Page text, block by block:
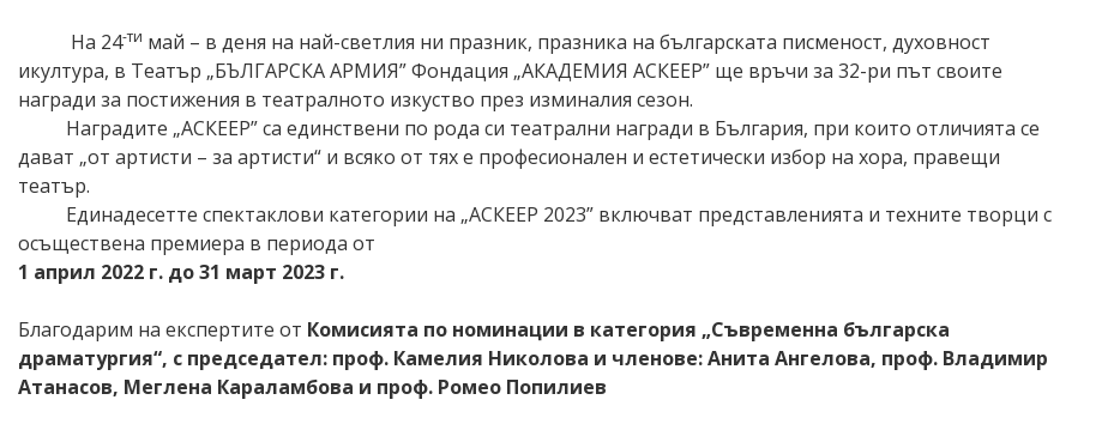
На 24-ти май – в деня на най-светлия ни празник, празника на българската писменост, духовност
икултура, в Театър „БЪЛГАРСКА АРМИЯ” Фондация „АКАДЕМИЯ АСКЕЕР” ще връчи за 32-ри път своите
награди за постижения в театралното изкуство през изминалия сезон.
Наградите „АСКЕЕР” са единствени по рода си театрални награди в България, при които отличията се
дават „от артисти – за артисти“ и всяко от тях е професионален и естетически избор на хора, правещи
театър.
Единадесетте спектаклови категории на „АСКЕЕР 2023” включват представленията и техните творци с
осъществена премиера в периода от
1 април 2022 г. до 31 март 2023 г.
Благодарим на експертите от Комисията по номинации в категория „Съвременна българска
драматургия“, с председател: проф. Камелия Николова и членове: Анита Ангелова, проф. Владимир
Атанасов, Меглена Караламбова и проф. Ромео Попилиев